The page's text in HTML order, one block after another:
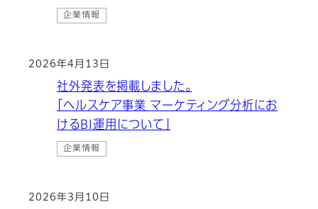
企業情報
2026年4月13日
社外発表を掲載しました。
「ヘルスケア事業 マーケティング分析にお
けるBI運用について」
企業情報
2026年3月10日